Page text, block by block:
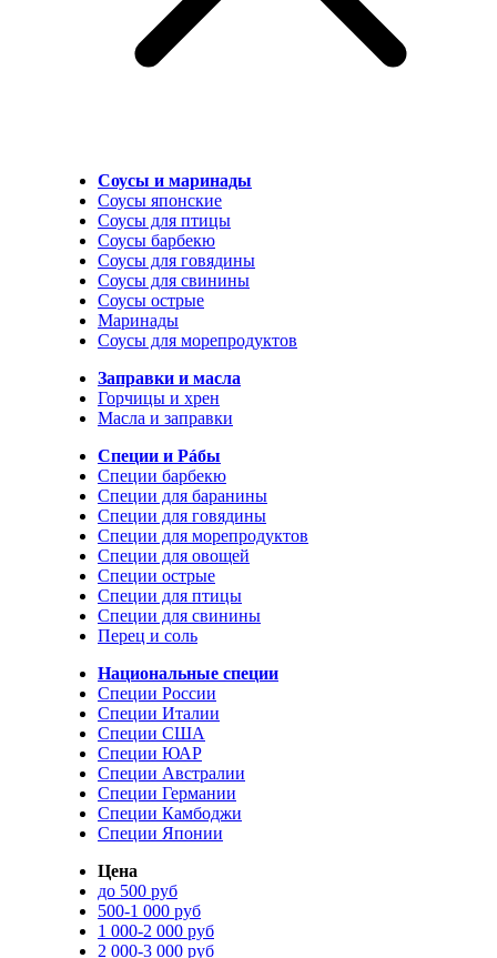
Соусы и маринады
Соусы японские
Соусы для птицы
Соусы барбекю
Соусы для говядины
Соусы для свинины
Соусы острые
Маринады
Соусы для морепродуктов
Заправки и масла
Горчицы и хрен
Масла и заправки
Специи и Рáбы
Специи барбекю
Специи для баранины
Специи для говядины
Специи для морепродуктов
Специи для овощей
Специи острые
Специи для птицы
Специи для свинины
Перец и соль
Национальные специи
Специи России
Специи Италии
Специи США
Специи ЮАР
Специи Австралии
Специи Германии
Специи Камбоджи
Специи Японии
Цена
до 500 руб
500-1 000 руб
1 000-2 000 руб
2 000-3 000 руб